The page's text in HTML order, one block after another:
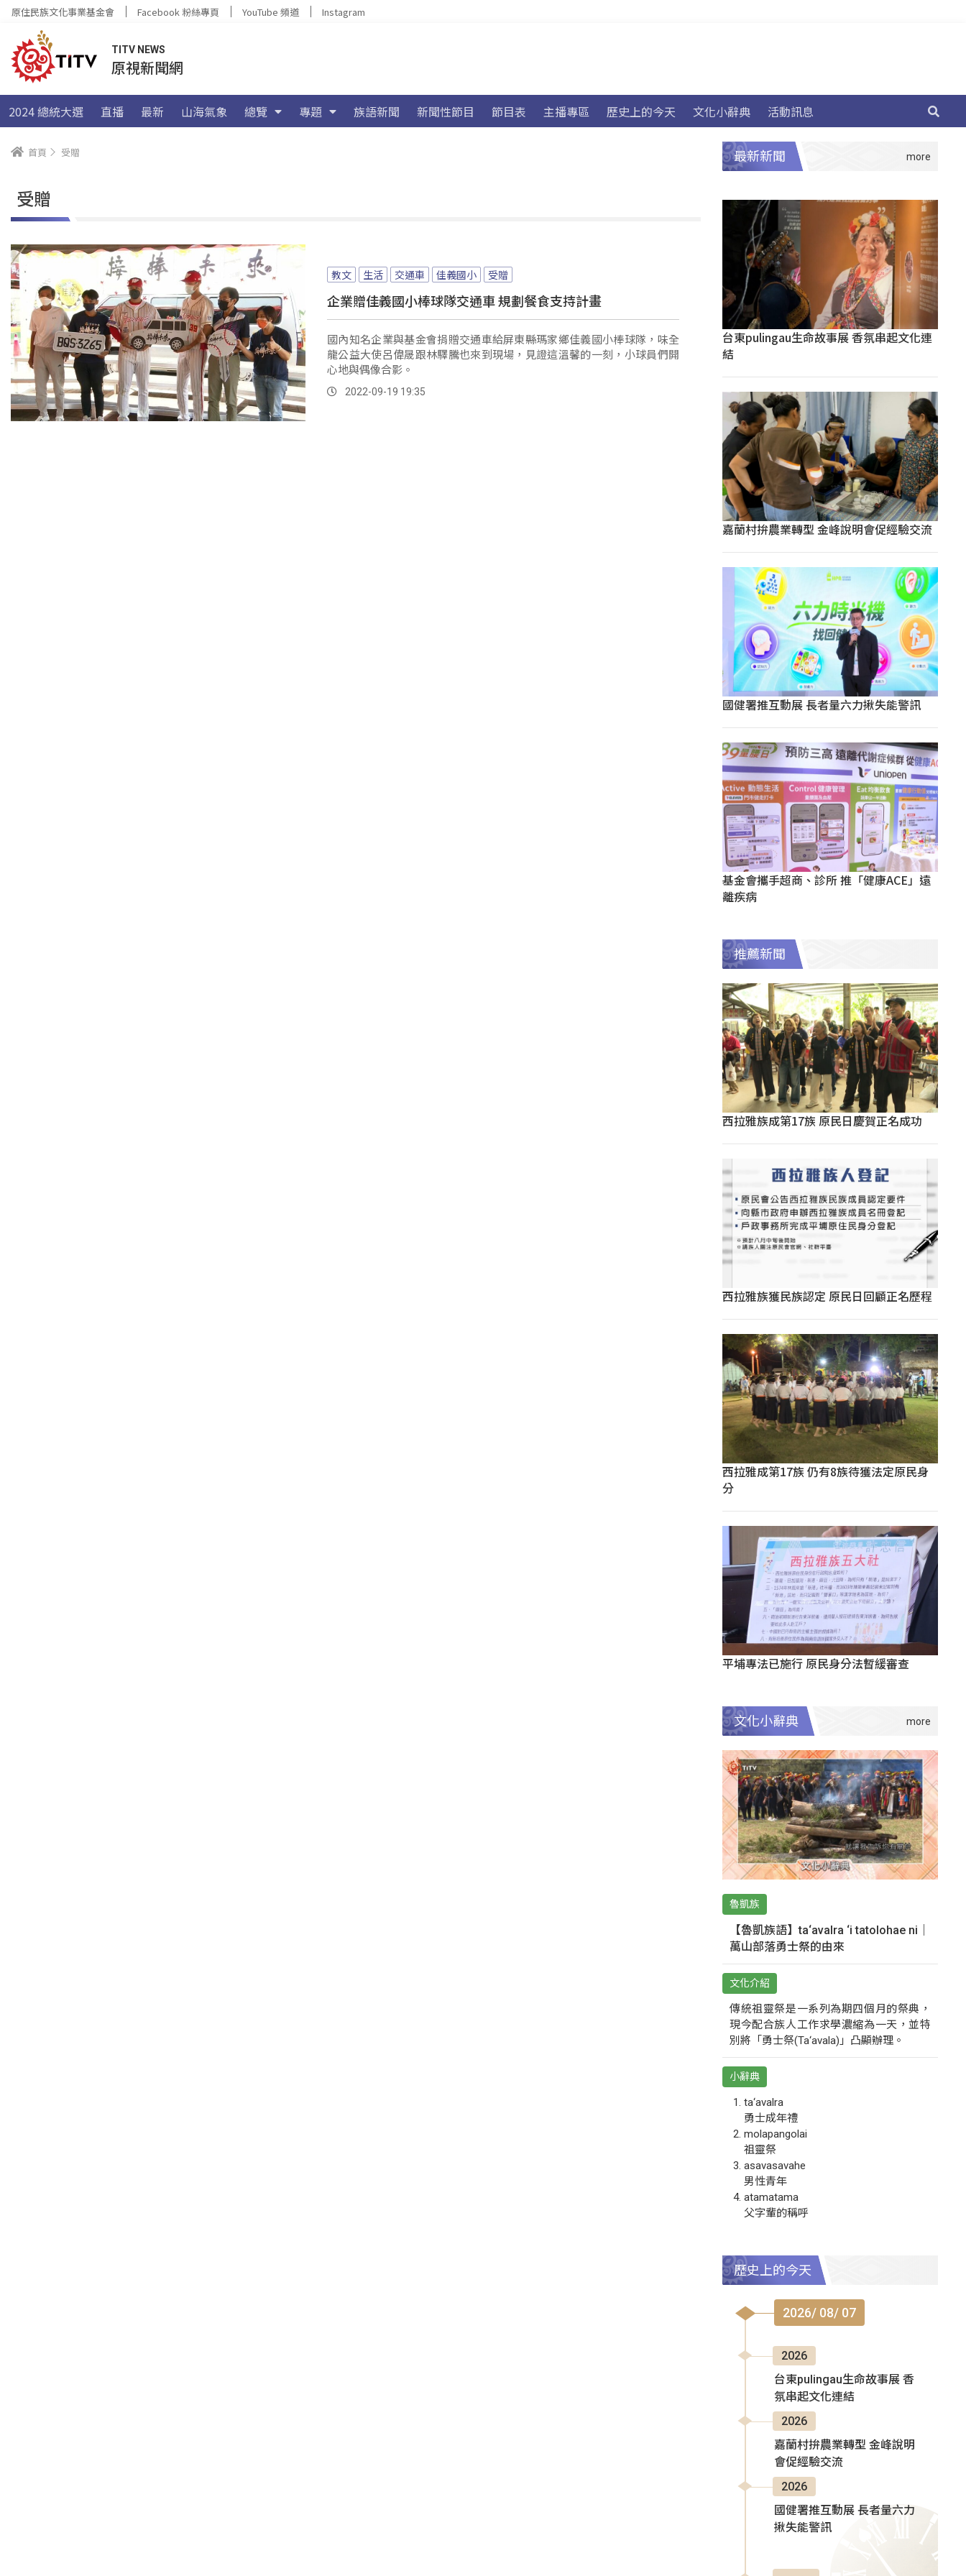
原住民族文化事業基金會 Facebook 粉絲專頁 YouTube 頻道 Instagram
TITV NEWS
原視新聞網
2024 總統大選 直播 最新 山海氣象 總覽 專題 族語新聞 新聞性節目 節目表 主播專區 歷史上的今天 文化小辭典 活動訊息
首頁 受贈
受贈
教文 生活 交通車 佳義國小 受贈
企業贈佳義國小棒球隊交通車 規劃餐食支持計畫
國內知名企業與基金會捐贈交通車給屏東縣瑪家鄉佳義國小棒球隊，味全
龍公益大使呂偉晟跟林驛騰也來到現場，見證這溫馨的一刻，小球員們開
心地與偶像合影。
2022-09-19 19:35
最新新聞
台東pulingau生命故事展 香氛串起文化連
結
嘉蘭村拚農業轉型 金峰說明會促經驗交流
國健署推互動展 長者量六力揪失能警訊
基金會攜手超商、診所 推「健康ACE」遠
離疾病
推薦新聞
西拉雅族成第17族 原民日慶賀正名成功
西拉雅族獲民族認定 原民日回顧正名歷程
西拉雅成第17族 仍有8族待獲法定原民身
分
平埔專法已施行 原民身分法暫緩審查
文化小辭典
魯凱族
【魯凱族語】ta‘avalra ‘i tatolohae ni｜
萬山部落勇士祭的由來
文化介紹
傳統祖靈祭是一系列為期四個月的祭典，
現今配合族人工作求學濃縮為一天，並特
別將「勇士祭(Ta‘avala)」凸顯辦理。
小辭典
ta‘avalra
勇士成年禮
molapangolai
祖靈祭
asavasavahe
男性青年
atamatama
父字輩的稱呼
歷史上的今天
2026/ 08/ 07
2026
台東pulingau生命故事展 香
氛串起文化連結
2026
嘉蘭村拚農業轉型 金峰說明
會促經驗交流
2026
國健署推互動展 長者量六力
揪失能警訊